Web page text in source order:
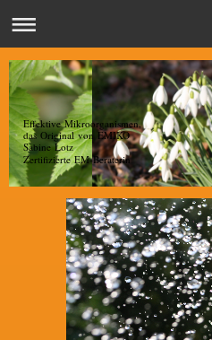
Effektive Mikroorganismen,
das Original von EMIKO
Sabine Lotz
Zertifizierte EM-Beraterin